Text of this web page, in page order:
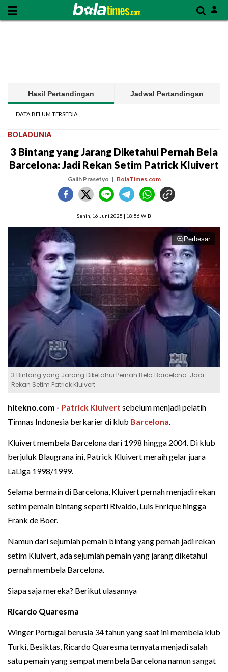
Hasil Pertandingan Jadwal Pertandingan
DATA BELUM TERSEDIA
BOLADUNIA
3 Bintang yang Jarang Diketahui Pernah Bela
Barcelona: Jadi Rekan Setim Patrick Kluivert
Galih Prasetyo BolaTimes.com
Senin, 16 Juni 2025 | 18:56 WIB
Perbesar
3 Bintang yang Jarang Diketahui Pernah Bela Barcelona: Jadi
Rekan Setim Patrick Kluivert
hitekno.com - Patrick Kluivert sebelum menjadi pelatih
Timnas Indonesia berkarier di klub Barcelona.
Kluivert membela Barcelona dari 1998 hingga 2004. Di klub
berjuluk Blaugrana ini, Patrick Kluivert meraih gelar juara
LaLiga 1998/1999.
Selama bermain di Barcelona, Kluivert pernah menjadi rekan
setim pemain bintang seperti Rivaldo, Luis Enrique hingga
Frank de Boer.
Namun dari sejumlah pemain bintang yang pernah jadi rekan
setim Kluivert, ada sejumlah pemain yang jarang diketahui
pernah membela Barcelona.
Siapa saja mereka? Berikut ulasannya
Ricardo Quaresma
Winger Portugal berusia 34 tahun yang saat ini membela klub
Turki, Besiktas, Ricardo Quaresma ternyata menjadi salah
satu pemain yang sempat membela Barcelona namun sangat